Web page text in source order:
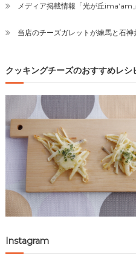
メディア掲載情報「光が丘
当店のチーズガレットが練馬と石
クッキングチーズのおすすめレシ
Instagram